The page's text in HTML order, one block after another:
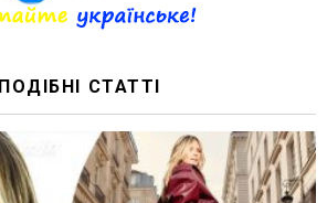
ПОДІБНІ СТАТТІ